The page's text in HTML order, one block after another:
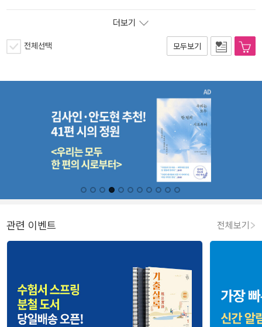
더보기
전체선택 모두보기
관련 이벤트 전체보기